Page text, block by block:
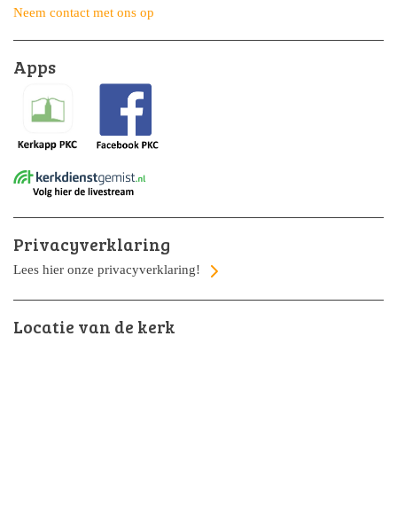
Neem contact met ons op
Apps
Privacyverklaring
Lees hier onze privacyverklaring!
Locatie van de kerk